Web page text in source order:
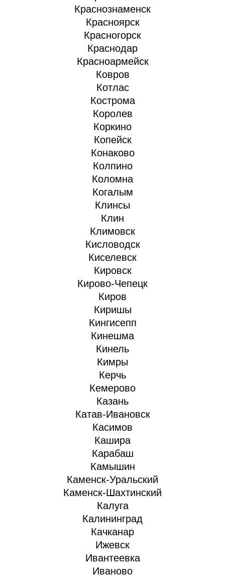
Краснознаменск
Красноярск
Красногорск
Краснодар
Красноармейск
Ковров
Котлас
Кострома
Королев
Коркино
Копейск
Конаково
Колпино
Коломна
Когалым
Клинсы
Клин
Климовск
Кисловодск
Киселевск
Кировск
Кирово-Чепецк
Киров
Киришы
Кингисепп
Кинешма
Кинель
Кимры
Керчь
Кемерово
Казань
Катав-Ивановск
Касимов
Кашира
Карабаш
Камышин
Каменск-Уральский
Каменск-Шахтинский
Калуга
Калининград
Качканар
Ижевск
Ивантеевка
Иваново